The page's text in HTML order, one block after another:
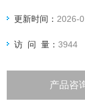
更新时间： 2026-
访 问 量：3944
产品咨